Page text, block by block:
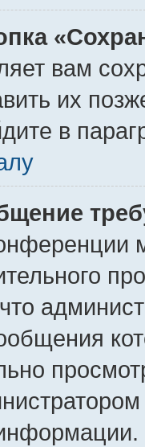
вам
их
в